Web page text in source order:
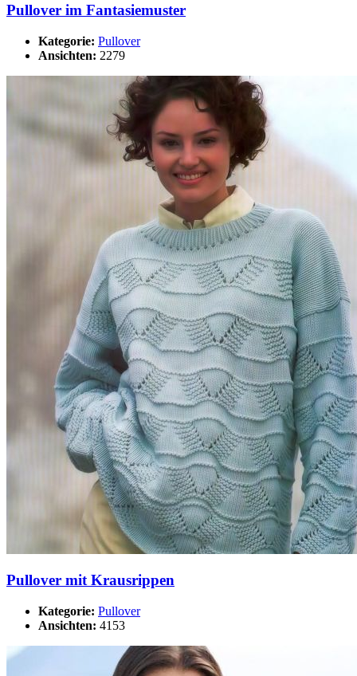
Pullover im Fantasiemuster
Kategorie: Pullover
Ansichten: 2279
Pullover mit Krausrippen
Kategorie: Pullover
Ansichten: 4153